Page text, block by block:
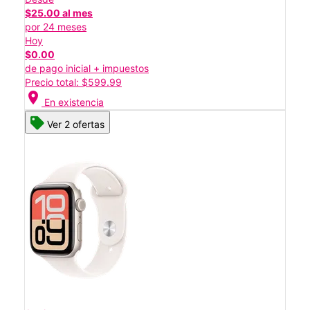
$25.00 al mes
por 24 meses
Hoy
$0.00
de pago inicial + impuestos
Precio total: $599.99
location_on En existencia
Ver 2 ofertas